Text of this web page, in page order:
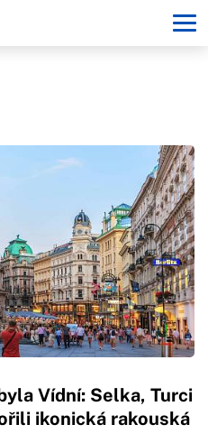
Vídní: Selka, Turci
ikonická rakouská